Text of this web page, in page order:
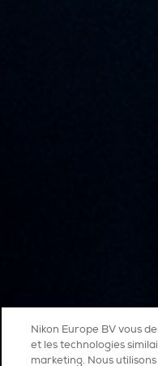
Nikon Europe BV vous
et les technologies
marketing. Nous